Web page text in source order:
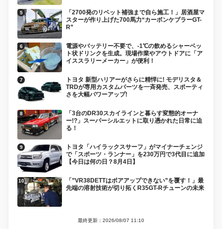
「2700発のリベット補強まで自ら施工！」居酒屋マ
スターが作り上げた700馬力“カーボンケブラーGT-
R”
電源やバッテリー不要で、-1℃の飲めるシャーベッ
ト状ドリンクを生成。現場作業やアウトドアに「ア
イススラリーメーカー」が便利！
トヨタ 新型ハリアーがさらに精悍に! モデリスタ＆
TRDが専用カスタムパーツを一斉発売、スポーティ
さを大幅パワーアップ!
「3台のDR30スカイラインと暮らす変態的オーナ
ー!?」スーパーシルエットに取り憑かれた日常に迫
る！
トヨタ「ハイラックスサーフ」がマイナーチェンジ
で「スポーツ・ランナー」を230万円で3代目に追加
【今日は何の日？8月4日】
「”VR38DETTはボアアップできない”を覆す！」最
先端の溶射技術が切り拓くR35GT-Rチューンの未来
最終更新：2026/08/07 11:10